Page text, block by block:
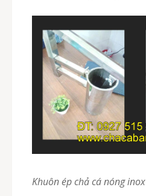
Khuôn ép chả cá nóng